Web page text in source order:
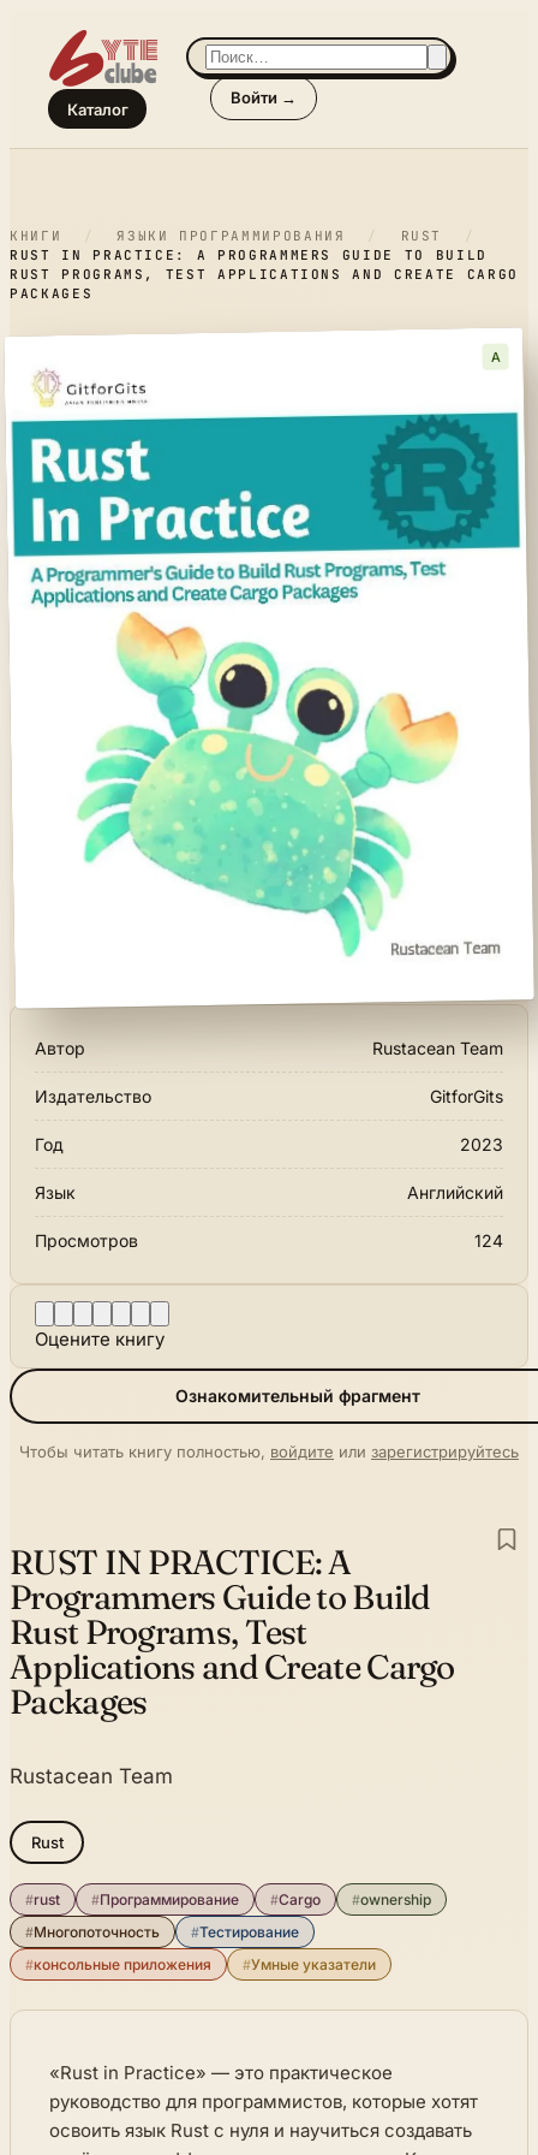
Каталог
Войти →
КНИГИ / ЯЗЫКИ ПРОГРАММИРОВАНИЯ / RUST
/
RUST IN PRACTICE: A PROGRAMMERS GUIDE TO BUILD
RUST PROGRAMS, TEST APPLICATIONS AND CREATE CARGO
PACKAGES
A
Автор Rustacean Team
Издательство GitforGits
Год 2023
Язык Английский
Просмотров 124
Оцените книгу
Ознакомительный фрагмент
Чтобы читать книгу полностью, войдите или зарегистрируйтесь
RUST IN PRACTICE:A
Programmers Guide to Build
Rust Programs, Test
Applications and Create Cargo
Packages
Rustacean Team
Rust
#rust #Программирование #Cargo #ownership
#Многопоточность #Тестирование
#консольные приложения #Умные указатели
«Rust in Practice» — это практическое
руководство для программистов, которые хотят
освоить язык Rust с нуля и научиться создавать